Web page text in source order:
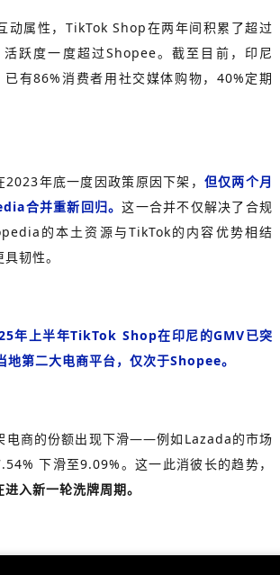
属性， TikTok Shop在两年间积累了超过
跃度一度超过Shopee。截至目前，印尼
有86%消费者用社交媒体购物，40%定期
年底一度因政策原因下架， 但仅两个月
合并重新回归。这一合并不仅解决了合规
的本土资源与TikTok的内容优势相结
韧性。
年上半年TikTok Shop在印尼的GMV已突
地第二大电商平台，仅次于Shopee。
电商的份额出现下滑——例如Lazada的市场
下滑至9.09%。这一此消彼长的趋势，
入新一轮洗牌周期。